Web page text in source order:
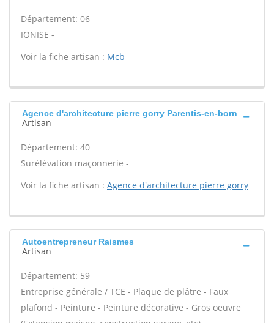
Département: 06
IONISE -
Voir la fiche artisan : Mcb
Agence d'architecture pierre gorry Parentis-en-born
Artisan
Département: 40
Surélévation maçonnerie -
Voir la fiche artisan : Agence d'architecture pierre gorry
Autoentrepreneur Raismes
Artisan
Département: 59
Entreprise générale / TCE - Plaque de plâtre - Faux
plafond - Peinture - Peinture décorative - Gros oeuvre